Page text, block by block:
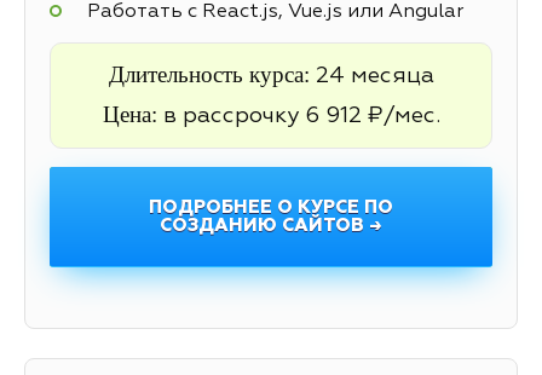
Работать с React.js, Vue.js или Angular
Длительность курса: 24 месяца
Цена: в рассрочку 6 912 ₽/мес.
ПОДРОБНЕЕ О КУРСЕ ПО
СОЗДАНИЮ САЙТОВ →